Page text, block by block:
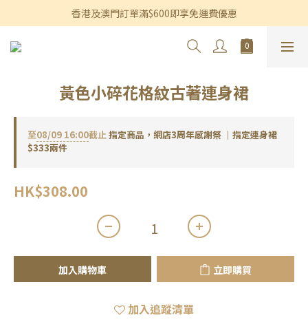
香港及澳門訂單滿$600即享免運費優惠
香港及澳門訂單滿$600即享免運費優惠
3個月內買滿$1,200可享永久九折優惠
黃色小碎花格紋古著連身裙
至08/09 16:00截止指定商品，網店3周年感謝祭 ｜指定連身裙
$333兩件
HK$308.00
加入購物車 立即購買
加入追蹤清單